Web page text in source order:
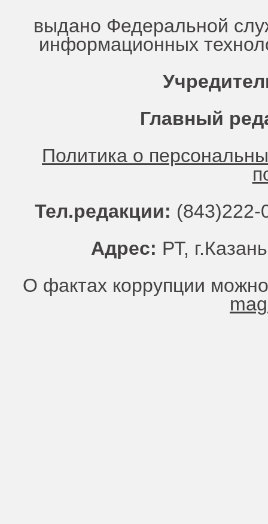
выдано Федеральной
информационных
Главный
Политика о
Тел.редакции:
Адрес: РТ,
О фактах коррупции